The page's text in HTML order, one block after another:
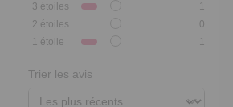
3 étoiles
1
2 étoiles
0
1 étoile 1
Trier les avis